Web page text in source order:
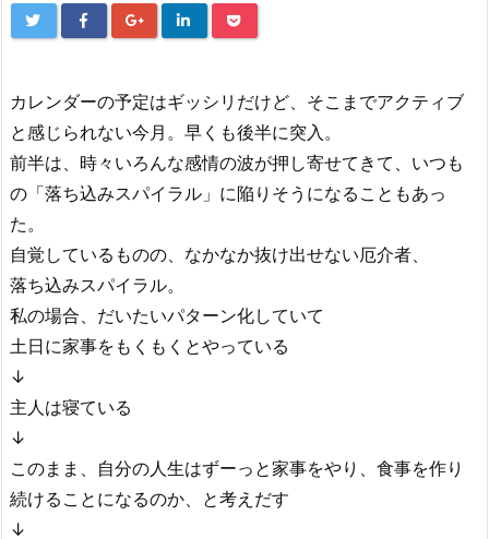
カレンダーの予定はギッシリだけど、そこまでアクティブ
と感じられない今月。早くも後半に突入。
前半は、時々いろんな感情の波が押し寄せてきて、いつも
の「落ち込みスパイラル」に陥りそうになることもあっ
た。
自覚しているものの、なかなか抜け出せない厄介者、
落ち込みスパイラル。
私の場合、だいたいパターン化していて
土日に家事をもくもくとやっている
↓
主人は寝ている
↓
このまま、自分の人生はずーっと家事をやり、食事を作り
続けることになるのか、と考えだす
↓